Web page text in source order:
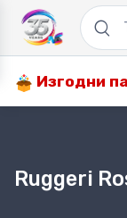
Изгодни
Ruggeri